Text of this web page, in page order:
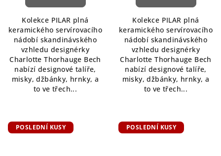
Kolekce PILAR plná
keramického servírovacího
nádobí skandinávského
vzhledu designérky
Charlotte Thorhauge Bech
nabízí designové talíře,
misky, džbánky, hrnky, a
to ve třech...
Kolekce PILAR plná
keramického servírovacího
nádobí skandinávského
vzhledu designérky
Charlotte Thorhauge Bech
nabízí designové talíře,
misky, džbánky, hrnky, a
to ve třech...
POSLEDNÍ KUSY POSLEDNÍ KUSY